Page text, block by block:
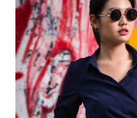
Dark Blouse